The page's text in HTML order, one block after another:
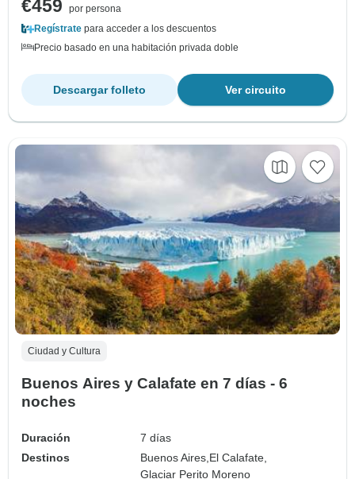
€459
por persona
Regístrate para acceder a los descuentos
Precio basado en una habitación privada doble
Ver circuito
Descargar folleto
Ciudad y Cultura
Buenos Aires y Calafate en 7 días - 6
noches
Duración
7 días
Destinos
Buenos Aires, El Calafate,
Glaciar Perito Moreno